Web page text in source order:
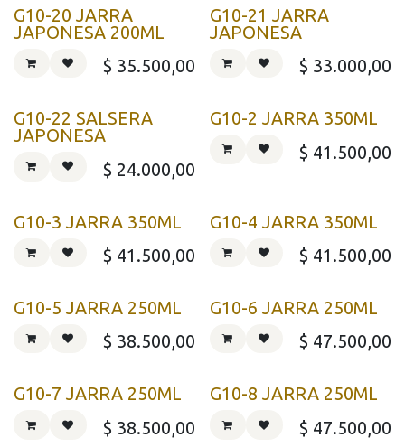
G10-20 JARRA
JAPONESA 200ML
$ 35.500,00
G10-21 JARRA
JAPONESA
$ 33.000,00
G10-22 SALSERA
JAPONESA
$ 24.000,00
G10-2 JARRA 350ML
$ 41.500,00
G10-3 JARRA 350ML
$ 41.500,00
G10-4 JARRA 350ML
$ 41.500,00
G10-5 JARRA 250ML
$ 38.500,00
G10-6 JARRA 250ML
$ 47.500,00
G10-7 JARRA 250ML
$ 38.500,00
G10-8 JARRA 250ML
$ 47.500,00